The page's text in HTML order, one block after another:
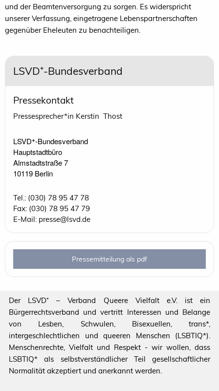
und der Beamtenversorgung zu sorgen. Es widerspricht
unserer Verfassung, eingetragene Lebenspartnerschaften
gegenüber Eheleuten zu benachteiligen.
LSVD⁺-Bundesverband
Pressekontakt
Pressesprecher*in Kerstin Thost
LSVD⁺-Bundesverband
Hauptstadtbüro
Almstadtstraße 7
10119 Berlin
Tel.: (030) 78 95 47 78
Fax: (030) 78 95 47 79
E-Mail: presse@lsvd.de
Pressemitteilung als pdf
Der LSVD⁺ – Verband Queere Vielfalt e.V. ist ein
Bürgerrechtsverband und vertritt Interessen und Belange
von Lesben, Schwulen, Bisexuellen, trans*,
intergeschlechtlichen und queeren Menschen (LSBTIQ*).
Menschenrechte, Vielfalt und Respekt - wir wollen, dass
LSBTIQ* als selbstverständlicher Teil gesellschaftlicher
Normalität akzeptiert und anerkannt werden.